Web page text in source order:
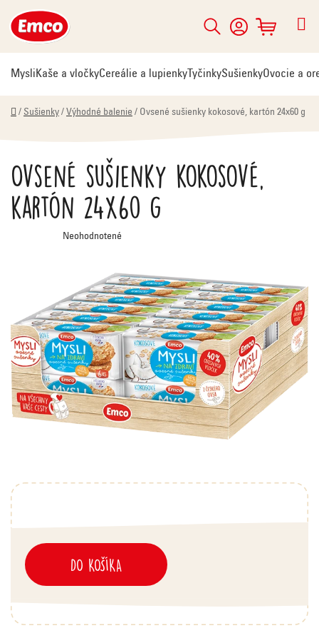
na
obsah
Hľadať
NÁKUPNÝ
KOŠÍK
MysliKaše a vločkyCereálie a lupienky TyčinkySušienkyOvocie a
Domov
/ Sušienky / Výhodné balenie / Ovsené sušienky kokosové, kartón 24x60 g
DO KOŠÍKA
Ovsené sušienky kokosové,
kartón 24x60 g
Priemerné
hodnotenie
hviezdičiek.
Neohodnotené